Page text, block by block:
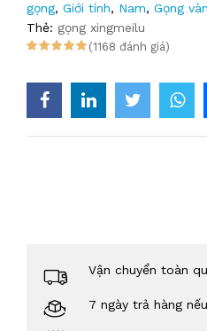
gọng, Giới tính, Nam, Gọng
Thẻ: gọng xingmeilu
(1168 đánh giá)
Vận chuyển toàn
7 ngày trả hàng